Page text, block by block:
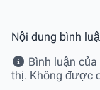
Nội dung bình
Bình luận
thị. Không được